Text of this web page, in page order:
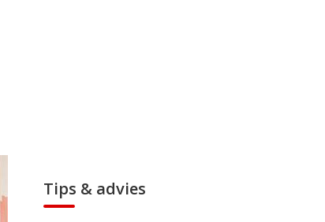
Tips & advies